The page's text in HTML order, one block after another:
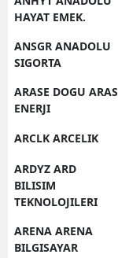
HAYAT EMEK.
ANSGR ANADOLU
SIGORTA
ARASE DOGU ARAS
ENERJI
ARCLK ARCELIK
ARDYZ ARD
BILISIM
TEKNOLOJILERI
ARENA ARENA
BILGISAYAR